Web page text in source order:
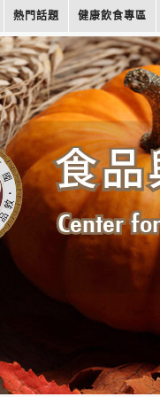
熱門話題 健康飲食專區